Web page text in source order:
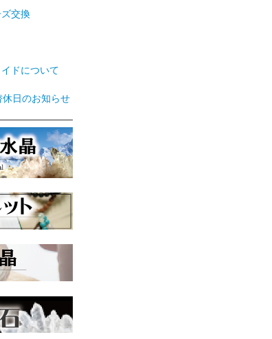
交換
ドについて
休日のお知らせ